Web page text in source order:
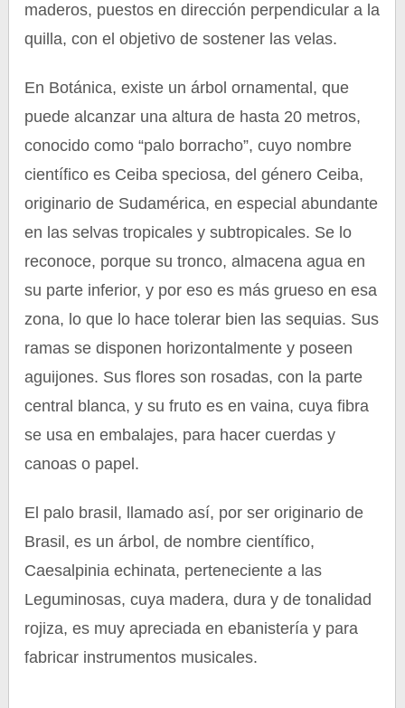
maderos, puestos en dirección perpendicular a la
quilla, con el objetivo de sostener las velas.
En Botánica, existe un árbol ornamental, que
puede alcanzar una altura de hasta 20 metros,
conocido como “palo borracho”, cuyo nombre
científico es Ceiba speciosa, del género Ceiba,
originario de Sudamérica, en especial abundante
en las selvas tropicales y subtropicales. Se lo
reconoce, porque su tronco, almacena agua en
su parte inferior, y por eso es más grueso en esa
zona, lo que lo hace tolerar bien las sequias. Sus
ramas se disponen horizontalmente y poseen
aguijones. Sus flores son rosadas, con la parte
central blanca, y su fruto es en vaina, cuya fibra
se usa en embalajes, para hacer cuerdas y
canoas o papel.
El palo brasil, llamado así, por ser originario de
Brasil, es un árbol, de nombre científico,
Caesalpinia echinata, perteneciente a las
Leguminosas, cuya madera, dura y de tonalidad
rojiza, es muy apreciada en ebanistería y para
fabricar instrumentos musicales.